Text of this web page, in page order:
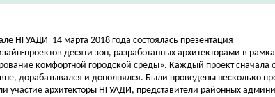
НГУАДИ 14 марта 2018 года состоялась презентация
проектов десяти зон, разработанных архитекторами в
комфортной городской среды». Каждый проект сначала
дорабатывался и дополнялся. Были проведены несколько
участие архитекторы НГУАДИ, представители районных